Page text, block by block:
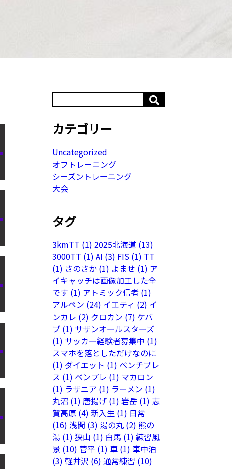
カテゴリー
Uncategorized
オフトレーニング
シーズントレーニング
大会
タグ
3kmTT (1) 2025北海道(13)
3000TT (1) AI (3) FIS(1) TT
(1) さのさか(1) よませ (1) ア
イキャッチは画像加工した全
です (1) アトミック信者(1)
アルペン (24) イエティ (2) イ
ンカレ (2) クロカン (7) ケバ
ブ(1) サザンオールスターズ
(1) サッカー経験者募集中 (1)
スマホを落としただけなのに
(1) ダイエット (1) ベンチプレ
ス (1) ベンプレ (1) マカロン
(1) ラザニア (1) ラーメン (1)
丸沼 (1) 唐揚げ(1) 岩岳(1) 志
賀高原(4) 新入生(1) 日常
(16) 浅間 (3) 湯の丸(2) 熊の
湯(1) 狭山 (1) 白馬 (1) 練習風
景(10) 菅平 (1) 車(1) 車中泊
(3) 軽井沢 (6) 通常練習 (10)